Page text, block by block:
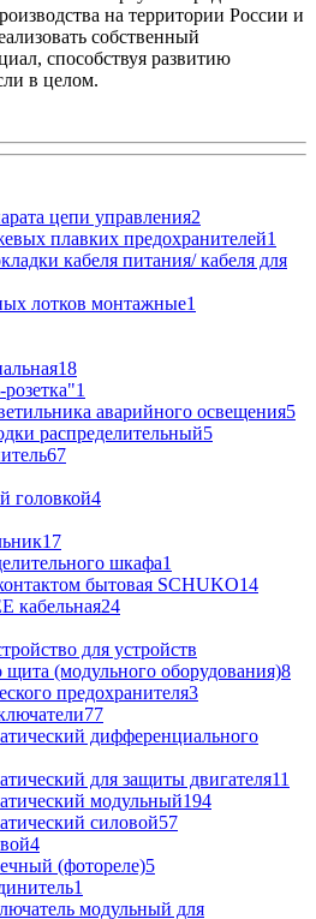
на территории России и
собственный
способствуя развитию
в целом.
цепи управления2
плавких предохранителей1
кабеля питания/ кабеля для
лотков монтажные1
18
1
аварийного освещения5
распределительный5
67
головкой4
17
шкафа1
бытовая SCHUKO14
кабельная24
для устройств
щита (модульного оборудования)8
предохранителя3
77
дифференциального
для защиты двигателя11
модульный194
силовой57
4
(фотореле)5
1
модульный для